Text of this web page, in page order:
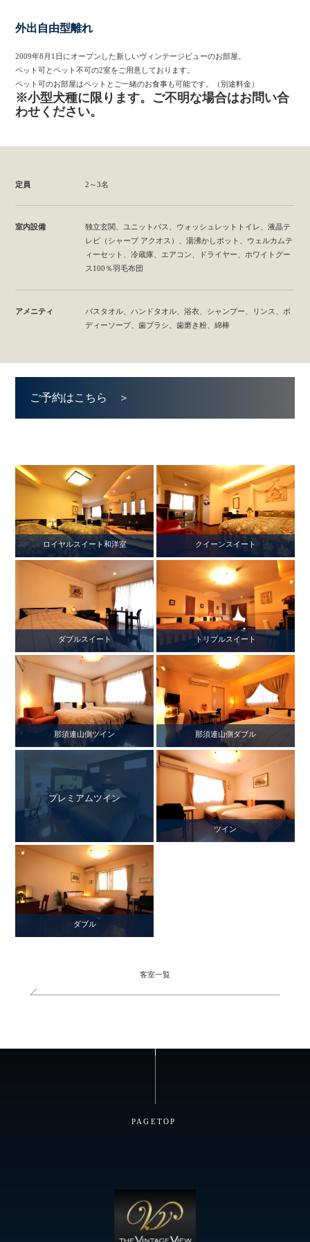
外出自由型離れ
2009年8月1日にオープンした新しいヴィンテージビューのお部屋。
ペット可とペット不可の2室をご用意しております。
ペット可のお部屋はペットとご一緒のお食事も可能です。（別途料金）
※小型犬種に限ります。ご不明な場合はお問い合
わせください。
定員 2～3名
室内設備
独立玄関、ユニットバス、ウォッシュレットトイレ、液晶テ
レビ（シャープ アクオス）、湯沸かしポット、ウェルカムテ
ィーセット、冷蔵庫、エアコン、ドライヤー、ホワイトグー
ス100％羽毛布団
アメニティ
バスタオル、ハンドタオル、浴衣、シャンプー、リンス、ボ
ディーソープ、歯ブラシ、歯磨き粉、綿棒
ご予約はこちら ＞
ロイヤルスイート和洋室 クイーンスイート
ダブルスイート トリプルスイート
那須連山側ツイン 那須連山側ダブル
プレミアムツイン
ツイン
ダブル
客室一覧
PAGETOP